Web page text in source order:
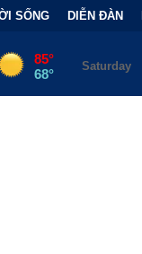
SỐNG DIỄN ĐÀN